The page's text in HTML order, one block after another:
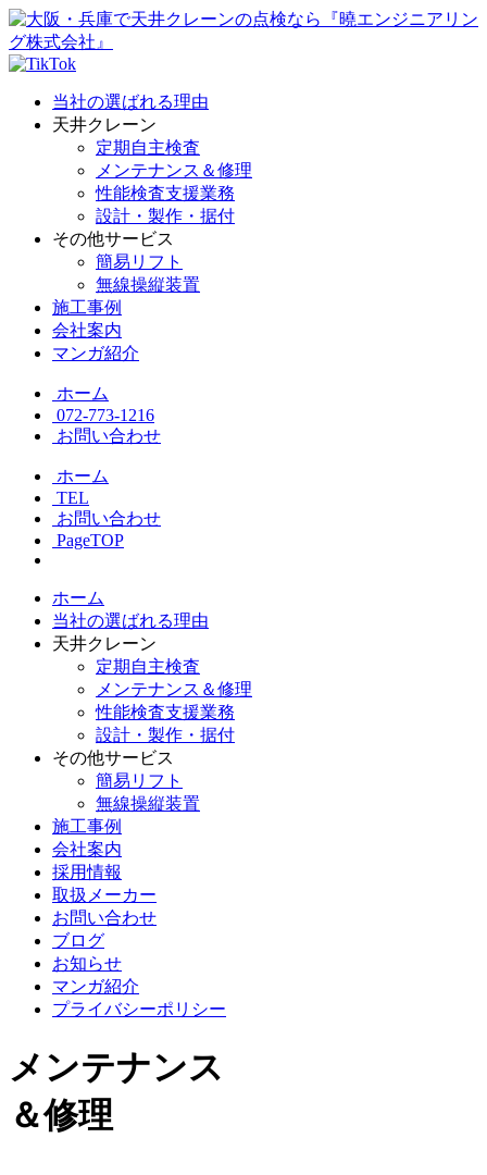
当社の選ばれる理由
天井クレーン
定期自主検査
メンテナンス＆修理
性能検査支援業務
設計・製作・据付
その他サービス
簡易リフト
無線操縦装置
施工事例
会社案内
マンガ紹介
ホーム
072-773-1216
お問い合わせ
ホーム
TEL
お問い合わせ
PageTOP
ホーム
当社の選ばれる理由
天井クレーン
定期自主検査
メンテナンス＆修理
性能検査支援業務
設計・製作・据付
その他サービス
簡易リフト
無線操縦装置
施工事例
会社案内
採用情報
取扱メーカー
お問い合わせ
ブログ
お知らせ
マンガ紹介
プライバシーポリシー
メンテナンス
＆修理